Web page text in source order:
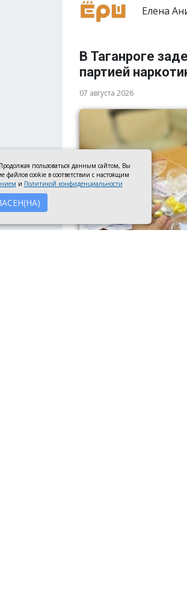
Елена
В Таганроге
партией
07 августа 2026
пользоваться данным сайтом, Вы
файлов cookie в соответствии с настоящим
и Политикой конфиденциальности